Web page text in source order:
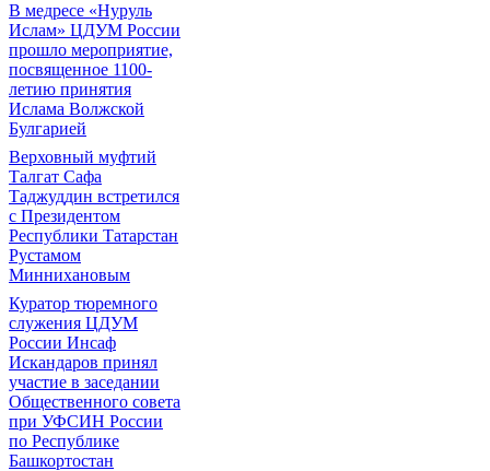
В медресе «Нуруль
Ислам» ЦДУМ России
прошло мероприятие,
посвященное 1100-
летию принятия
Ислама Волжской
Булгарией
Верховный муфтий
Талгат Сафа
Таджуддин встретился
с Президентом
Республики Татарстан
Рустамом
Миннихановым
Куратор тюремного
служения ЦДУМ
России Инсаф
Искандаров принял
участие в заседании
Общественного совета
при УФСИН России
по Республике
Башкортостан